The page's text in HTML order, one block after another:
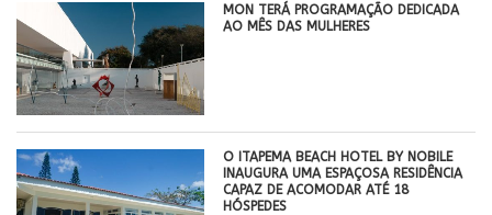
MON TERÁ PROGRAMAÇÃO DEDICADA
AO MÊS DAS MULHERES
O ITAPEMA BEACH HOTEL BY NOBILE
INAUGURA UMA ESPAÇOSA RESIDÊNCIA
CAPAZ DE ACOMODAR ATÉ 18
HÓSPEDES